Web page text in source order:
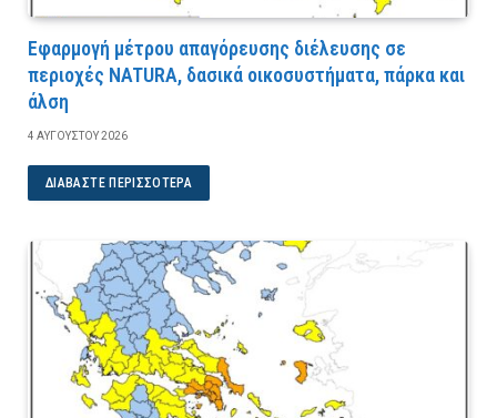
Εφαρμογή μέτρου απαγόρευσης διέλευσης σε
περιοχές NATURA, δασικά οικοσυστήματα, πάρκα και
άλση
4 ΑΥΓΟΎΣΤΟΥ 2026
ΔΙΑΒΆΣΤΕ ΠΕΡΙΣΣΌΤΕΡΑ